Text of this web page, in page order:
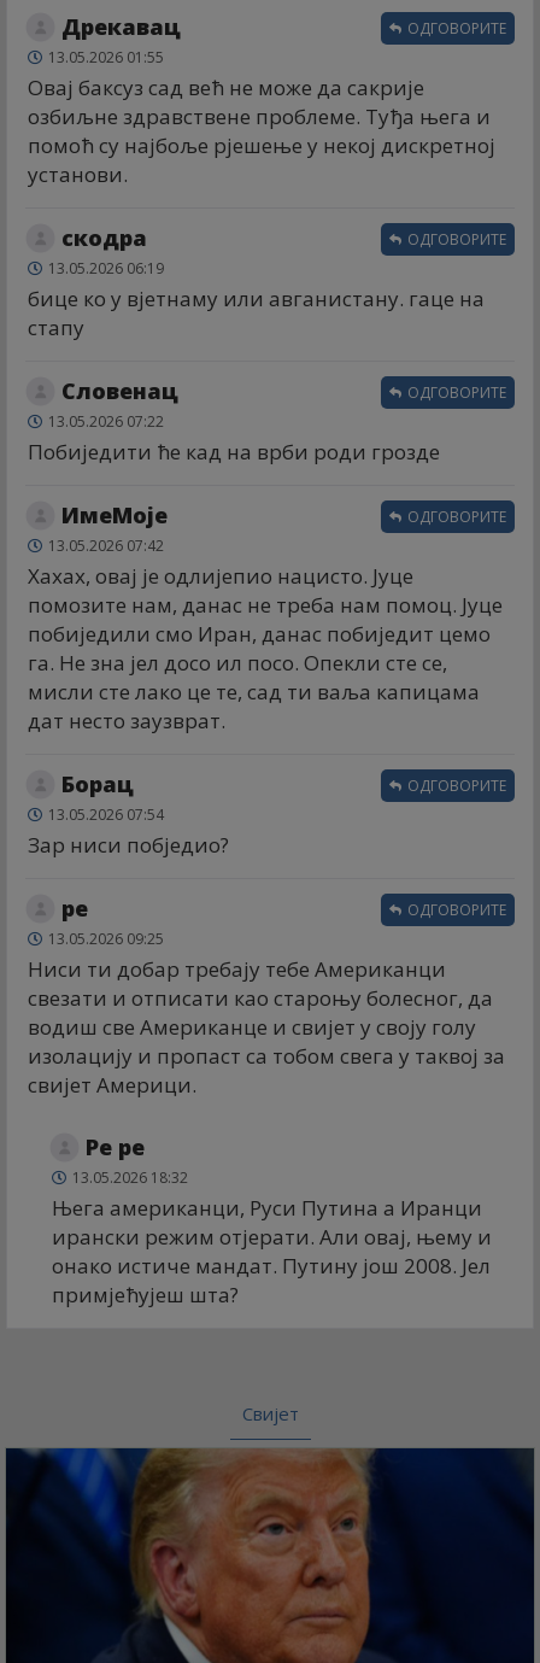
Дрекавац
13.05.2026 01:55
Овај баксуз сад већ не може да сакрије
озбиљне здравствене проблеме. Туђа њега и
помоћ су најбоље рјешење у некој дискретној
установи.
ОДГОВОРИТЕ
скодра
13.05.2026 06:19
бице ко у вјетнаму или авганистану. гаце на
стапу
ОДГОВОРИТЕ
Словенац
13.05.2026 07:22
Побиједити ће кад на врби роди грозде
ОДГОВОРИТЕ
ИмеМоје
13.05.2026 07:42
Хахах, овај је одлијепио нацисто. Јуце
помозите нам, данас не треба нам помоц. Јуце
побиједили смо Иран, данас побиједит цемо
га. Не зна јел досо ил посо. Опекли сте се,
мисли сте лако це те, сад ти ваља капицама
дат несто заузврат.
ОДГОВОРИТЕ
Борац
13.05.2026 07:54
Зар ниси побједио?
ОДГОВОРИТЕ
ре
13.05.2026 09:25
Ниси ти добар требају тебе Американци
свезати и отписати као староњу болесног, да
водиш све Американце и свијет у своју голу
изолацију и пропаст са тобом свега у таквој за
свијет Америци.
ОДГОВОРИТЕ
Ре ре
13.05.2026 18:32
Њега американци, Руси Путина а Иранци
ирански режим отјерати. Али овај, њему и
онако истиче мандат. Путину још 2008. Јел
примјећујеш шта?
Свијет